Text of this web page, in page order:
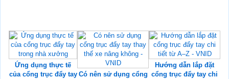
Ứng dụng thực tế
của cổng trục đẩy tay Có nên sử dụng cổng
Hướng dẫn lắp đặt
cổng trục đẩy tay chi